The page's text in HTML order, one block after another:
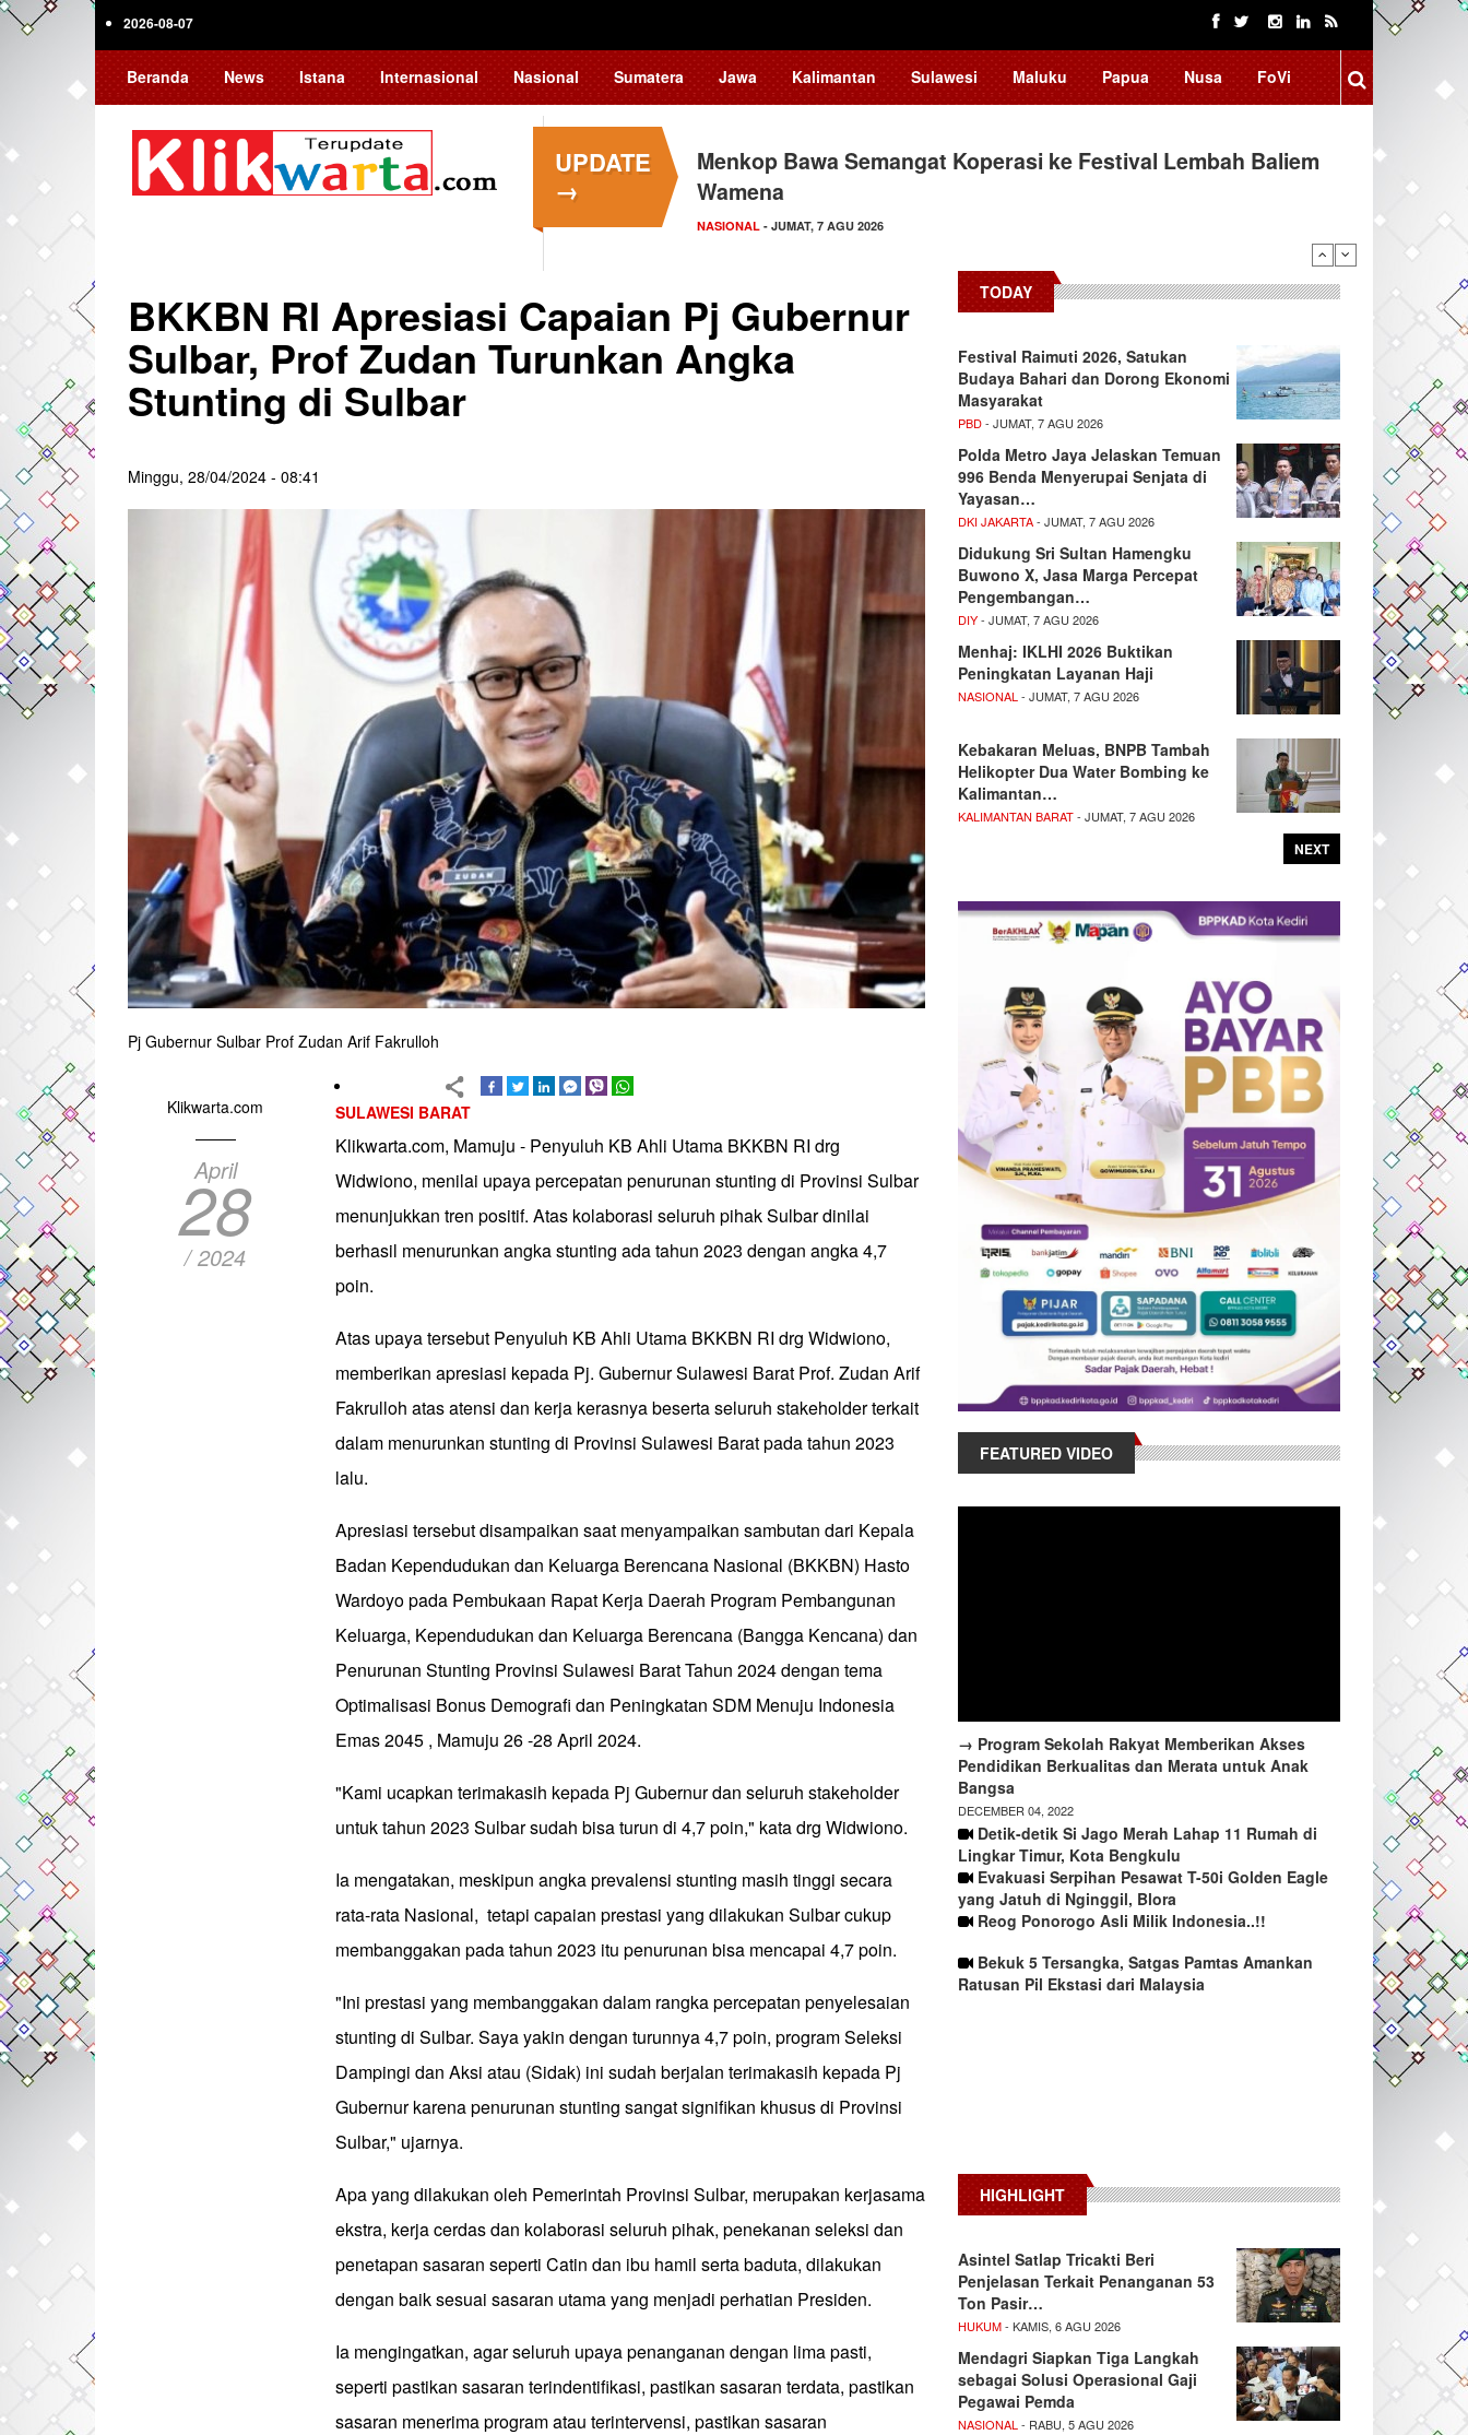
Skip
2026-08-07
Beranda News Istana Internasional Nasional Sumatera Jawa Kalimantan Sulawesi Maluku Papua Nusa FoVi
UPDATE
→
Menkop Bawa Semangat Koperasi ke Festival Lembah Baliem
Wamena
NASIONAL - JUMAT, 7 AGU 2026
BKKBN RI Apresiasi Capaian Pj Gubernur
Sulbar, Prof Zudan Turunkan Angka
Stunting di Sulbar
Minggu, 28/04/2024 - 08:41
Pj Gubernur Sulbar Prof Zudan Arif Fakrulloh
Klikwarta.com
April
28
/ 2024
SULAWESI BARAT
Klikwarta.com, Mamuju - Penyuluh KB Ahli Utama BKKBN RI drg
Widwiono, menilai upaya percepatan penurunan stunting di Provinsi Sulbar
menunjukkan tren positif. Atas kolaborasi seluruh pihak Sulbar dinilai
berhasil menurunkan angka stunting ada tahun 2023 dengan angka 4,7
poin.
Atas upaya tersebut Penyuluh KB Ahli Utama BKKBN RI drg Widwiono,
memberikan apresiasi kepada Pj. Gubernur Sulawesi Barat Prof. Zudan Arif
Fakrulloh atas atensi dan kerja kerasnya beserta seluruh stakeholder terkait
dalam menurunkan stunting di Provinsi Sulawesi Barat pada tahun 2023
lalu.
Apresiasi tersebut disampaikan saat menyampaikan sambutan dari Kepala
Badan Kependudukan dan Keluarga Berencana Nasional (BKKBN) Hasto
Wardoyo pada Pembukaan Rapat Kerja Daerah Program Pembangunan
Keluarga, Kependudukan dan Keluarga Berencana (Bangga Kencana) dan
Penurunan Stunting Provinsi Sulawesi Barat Tahun 2024 dengan tema
Optimalisasi Bonus Demografi dan Peningkatan SDM Menuju Indonesia
Emas 2045 , Mamuju 26 -28 April 2024.
"Kami ucapkan terimakasih kepada Pj Gubernur dan seluruh stakeholder
untuk tahun 2023 Sulbar sudah bisa turun di 4,7 poin," kata drg Widwiono.
Ia mengatakan, meskipun angka prevalensi stunting masih tinggi secara
rata-rata Nasional, tetapi capaian prestasi yang dilakukan Sulbar cukup
membanggakan pada tahun 2023 itu penurunan bisa mencapai 4,7 poin.
"Ini prestasi yang membanggakan dalam rangka percepatan penyelesaian
stunting di Sulbar. Saya yakin dengan turunnya 4,7 poin, program Seleksi
Dampingi dan Aksi atau (Sidak) ini sudah berjalan terimakasih kepada Pj
Gubernur karena penurunan stunting sangat signifikan khusus di Provinsi
Sulbar," ujarnya.
Apa yang dilakukan oleh Pemerintah Provinsi Sulbar, merupakan kerjasama
ekstra, kerja cerdas dan kolaborasi seluruh pihak, penekanan seleksi dan
penetapan sasaran seperti Catin dan ibu hamil serta baduta, dilakukan
dengan baik sesuai sasaran utama yang menjadi perhatian Presiden.
Ia mengingatkan, agar seluruh upaya penanganan dengan lima pasti,
seperti pastikan sasaran terindentifikasi, pastikan sasaran terdata, pastikan
sasaran menerima program atau terintervensi, pastikan sasaran
TODAY
Festival Raimuti 2026, Satukan
Budaya Bahari dan Dorong Ekonomi
Masyarakat
PBD- JUMAT, 7 AGU 2026
Polda Metro Jaya Jelaskan Temuan
996 Benda Menyerupai Senjata di
Yayasan…
DKI JAKARTA- JUMAT, 7 AGU 2026
Didukung Sri Sultan Hamengku
Buwono X, Jasa Marga Percepat
Pengembangan…
DIY- JUMAT, 7 AGU 2026
Menhaj: IKLHI 2026 Buktikan
Peningkatan Layanan Haji
NASIONAL - JUMAT, 7 AGU 2026
Kebakaran Meluas, BNPB Tambah
Helikopter Dua Water Bombing ke
Kalimantan…
KALIMANTAN BARAT- JUMAT, 7 AGU 2026
NEXT
FEATURED VIDEO
→ Program Sekolah Rakyat Memberikan Akses
Pendidikan Berkualitas dan Merata untuk Anak
Bangsa
DECEMBER 04, 2022
Detik-detik Si Jago Merah Lahap 11 Rumah di
Lingkar Timur, Kota Bengkulu
Evakuasi Serpihan Pesawat T-50i Golden Eagle
yang Jatuh di Nginggil, Blora
Reog Ponorogo Asli Milik Indonesia..!!
Bekuk 5 Tersangka, Satgas Pamtas Amankan
Ratusan Pil Ekstasi dari Malaysia
HIGHLIGHT
Asintel Satlap Tricakti Beri
Penjelasan Terkait Penanganan 53
Ton Pasir…
HUKUM- KAMIS, 6 AGU 2026
Mendagri Siapkan Tiga Langkah
sebagai Solusi Operasional Gaji
Pegawai Pemda
NASIONAL - RABU, 5 AGU 2026